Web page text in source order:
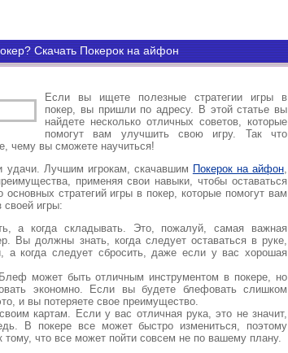
Скачать Покерок на айфон
Если вы ищете полезные стратегии игры в
покер, вы пришли по адресу. В этой статье вы
найдете несколько отличных советов, которые
помогут вам улучшить свою игру. Так что
чему вы сможете научиться!
удачи. Лучшим игрокам, скачавшим Покерок на айфон
применяя свои навыки, чтобы оставаться
основных стратегий игры в покер, которые помогут вам
своей игры:
а когда складывать. Это, пожалуй, самая важная
Вы должны знать, когда следует оставаться в руке,
а когда следует сбросить, даже если у вас хорошая
может быть отличным инструментом в покере, но
экономно. Если вы будете блефовать слишком
и вы потеряете свое преимущество.
картам. Если у вас отличная рука, это не значит,
В покере все может быстро измениться, поэтому
тому, что все может пойти совсем не по вашему плану.